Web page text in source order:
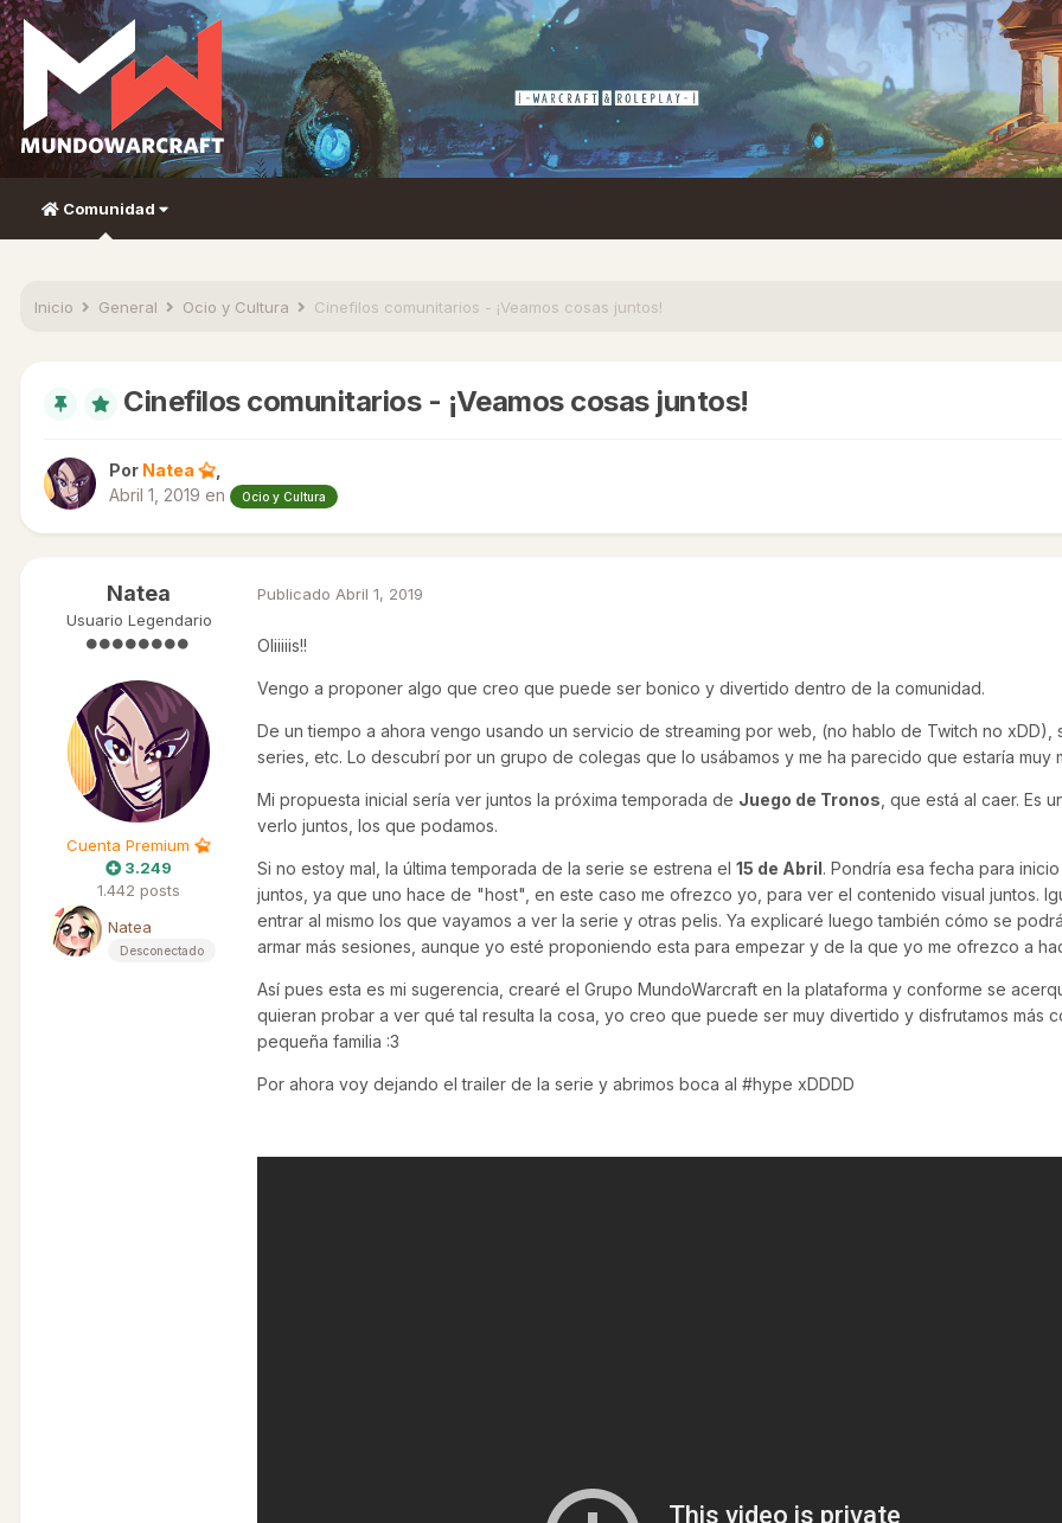
Comunidad
Inicio General Ocio y Cultura Cinefilos comunitarios - ¡Veamos cosas juntos!
Cinefilos comunitarios - ¡Veamos cosas juntos!
Por Natea
,
Abril 1, 2019 en Ocio y Cultura
Natea
Usuario Legendario
Cuenta Premium
3.249
1.442 posts
Natea
Desconectado
Publicado Abril 1, 2019
Oliiiiis!!
Vengo a proponer algo que creo que puede ser bonico y divertido dentro de la comunidad.
De un tiempo a ahora vengo usando un servicio de streaming por web, (no hablo de Twitch no
series, etc. Lo descubrí por un grupo de colegas que lo usábamos y me ha parecido que estaría muy
Mi propuesta inicial sería ver juntos la próxima temporada de Juego de Tronos , que está al caer. Es
verlo juntos, los que podamos.
Si no estoy mal, la última temporada de la serie se estrena el 15 de Abril. Pondría esa fecha para
juntos, ya que uno hace de "host", en este caso me ofrezco yo, para ver el contenido visual juntos.
entrar al mismo los que vayamos a ver la serie y otras pelis. Ya explicaré luego también cómo se
armar más sesiones, aunque yo esté proponiendo esta para empezar y de la que yo me ofrezco a
Así pues esta es mi sugerencia, crearé el Grupo MundoWarcraft en la plataforma y conforme se
quieran probar a ver qué tal resulta la cosa, yo creo que puede ser muy divertido y disfrutamos más
pequeña familia :3
Por ahora voy dejando el trailer de la serie y abrimos boca al #hype xDDDD